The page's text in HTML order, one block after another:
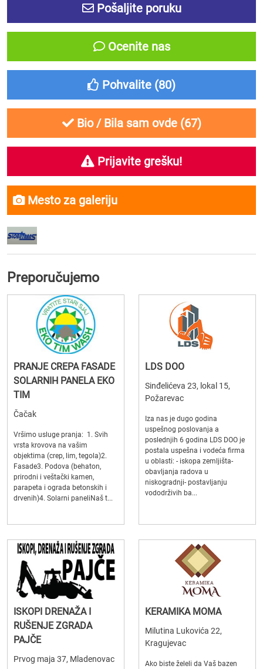
Pošaljite poruku
Ocenite nas
Pohvalite (80)
Bio / Bila sam ovde (67)
Prijavite grešku!
Mesto za galeriju
Preporučujemo
PRANJE CREPA FASADE
SOLARNIH PANELA EKO
TIM
Čačak
Vršimo usluge pranja: 1. Svih
vrsta krovova na vašim
objektima (crep, lim, tegola)2.
Fasade3. Podova (behaton,
prirodni i veštački kamen,
parapeta i ograda betonskih i
drvenih)4. Solarni paneliNaš t...
LDS DOO
Sinđelićeva 23, lokal 15,
Požarevac
Iza nas je dugo godina
uspešnog poslovanja a
poslednjih 6 godina LDS DOO je
postala uspešna i vodeća firma
u oblasti: - iskopa zemljišta-
obavljanja radova u
niskogradnji- postavljanju
vododrživih ba...
ISKOPI DRENAŽA I
RUŠENJE ZGRADA
PAJČE
Prvog maja 37, Mladenovac
KERAMIKA MOMA
Milutina Lukovića 22,
Kragujevac
Ako biste želeli da Vaš bazen